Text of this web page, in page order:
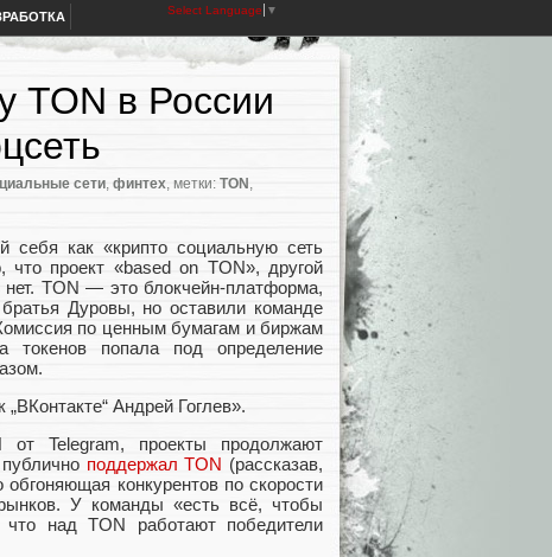
Select Language ▼
TON в России
сети, финтех, метки: TON ,
себя как «крипто социальную сеть
, что проект «based on TON», другой
TON — это блокчейн-платформа,
Дуровы, но оставили команде
по ценным бумагам и биржам
токенов попала под определение
Андрей Гоглев».
от Telegram,
проекты продолжают
поддержал TON (рассказав,
обгоняющая конкурентов по скорости
У команды «есть всё, чтобы
что над TON работают победители